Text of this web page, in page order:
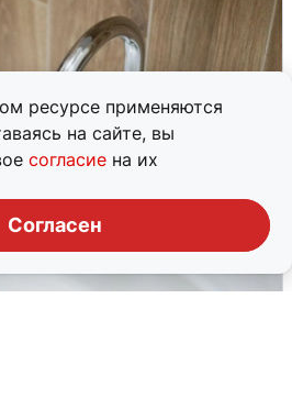
ресурсе применяются
на сайте, вы
согласие на их
Согласен